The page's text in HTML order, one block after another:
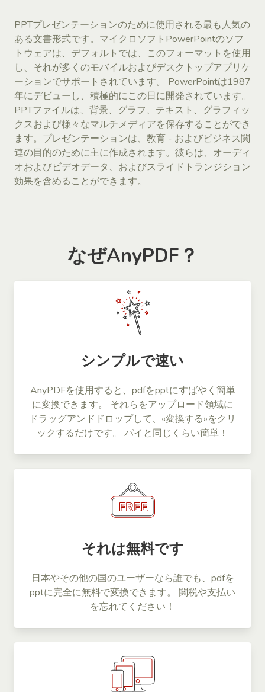
PPTプレゼンテーションのために使用される最も人気の
ある文書形式です。マイクロソフトPowerPointのソフ
トウェアは、デフォルトでは、このフォーマットを使用
し、それが多くのモバイルおよびデスクトップアプリケ
ーションでサポートされています。 PowerPointは1987
年にデビューし、積極的にこの日に開発されています。
PPTファイルは、背景、グラフ、テキスト、グラフィッ
クスおよび様々なマルチメディアを保存することができ
ます。プレゼンテーションは、教育 - およびビジネス関
連の目的のために主に作成されます。彼らは、オーディ
オおよびビデオデータ、およびスライドトランジション
効果を含めることができます。
なぜAnyPDF？
シンプルで速い
AnyPDFを使用すると、pdfをpptにすばやく簡単
に変換できます。 それらをアップロード領域に
ドラッグアンドドロップして、«変換する»をクリ
ックするだけです。 パイと同じくらい簡単！
それは無料です
日本やその他の国のユーザーなら誰でも、pdfを
pptに完全に無料で変換できます。 関税や支払い
を忘れてください！